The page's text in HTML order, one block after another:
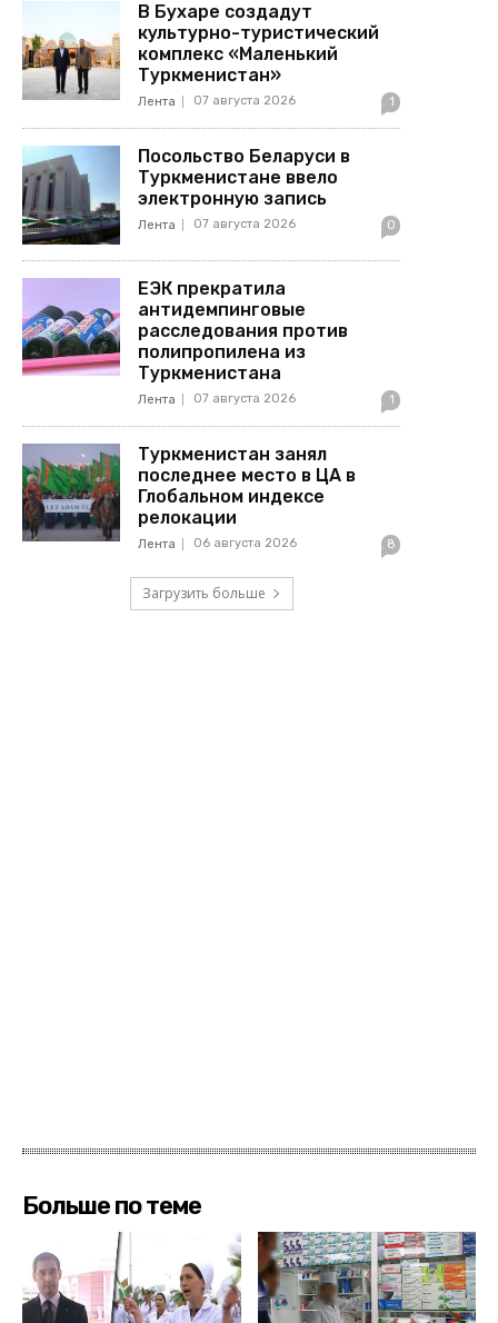
В Бухаре создадут
культурно-туристический
комплекс «Маленький
Туркменистан»
Лента 07 августа 2026 1
Посольство Беларуси в
Туркменистане ввело
электронную запись
Лента 07 августа 2026 0
ЕЭК прекратила
антидемпинговые
расследования против
полипропилена из
Туркменистана
Лента 07 августа 2026 1
Туркменистан занял
последнее место в ЦА в
Глобальном индексе
релокации
Лента 06 августа 2026 8
Загрузить больше
Больше по теме